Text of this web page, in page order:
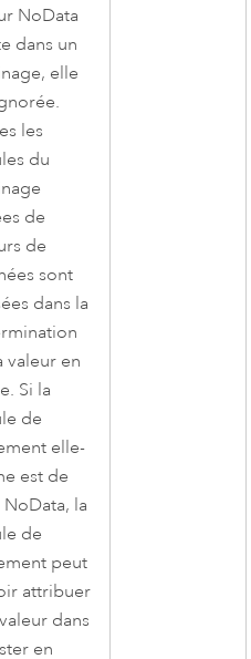
NoData
dans un
elle
les
du
de
de
sont
dans la
valeur en
Si la
de
elle-
est de
la
de
peut
attribuer
dans
en